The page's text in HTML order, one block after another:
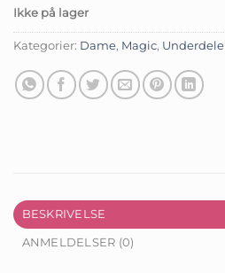
Ikke på lager
Kategorier: Dame, Magic, Underdele
BESKRIVELSE
ANMELDELSER (0)